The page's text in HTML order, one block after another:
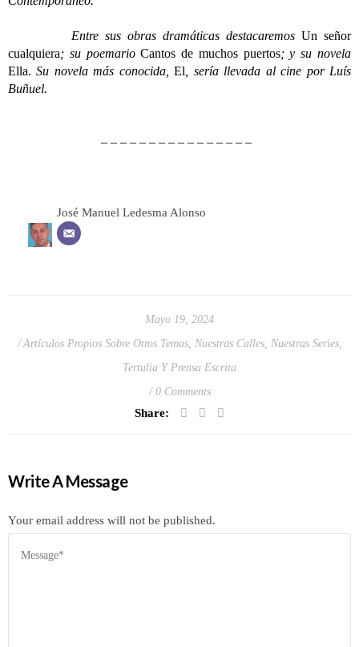
Entre sus obras dramáticas destacaremosUn señor
cualquiera; su poemarioCantos de muchos puertos; y su novela
Ella. Su novela más conocida,El , sería llevada al cine por Luís
Buñuel.
– – – – – – – – – – – – – – – –
José Manuel Ledesma Alonso
Mayo 19, 2024
Artículos Propios Sobre Otros Temas, Nuestras Calles, Nuestras Series,
Tertulia Y Prensa Escrita
0 Comments
Share:
Write A Message
Your email address will not be published.